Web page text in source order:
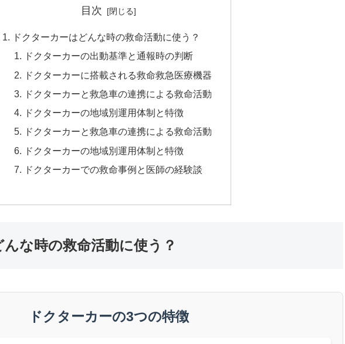
目次
ドクターカーはどんな時の救命活動に使う？
ドクターカーの出動基準と通報時の判断
ドクターカーに搭載される救命救急医療機器
ドクターカーと救急車の連携による救命活動
ドクターカーの地域別運用体制と特徴
ドクターカーと救急車の連携による救命活動
ドクターカーの地域別運用体制と特徴
ドクターカーでの救命事例と医師の経験談
んな時の救命活動に使う？
ドクターカーの3つの特徴